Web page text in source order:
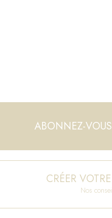
ABONNEZ-
CRÉER
Nos